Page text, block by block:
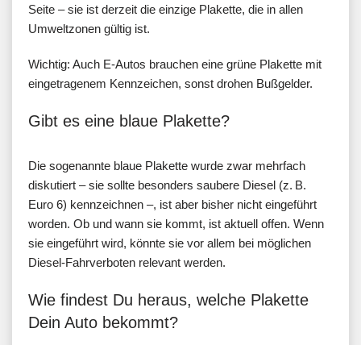
Seite – sie ist derzeit die einzige Plakette, die in allen
Umweltzonen gültig ist.
Wichtig: Auch E-Autos brauchen eine grüne Plakette mit
eingetragenem Kennzeichen, sonst drohen Bußgelder.
Gibt es eine blaue Plakette?
Die sogenannte blaue Plakette wurde zwar mehrfach
diskutiert – sie sollte besonders saubere Diesel (z. B.
Euro 6) kennzeichnen –, ist aber bisher nicht eingeführt
worden. Ob und wann sie kommt, ist aktuell offen. Wenn
sie eingeführt wird, könnte sie vor allem bei möglichen
Diesel-Fahrverboten relevant werden.
Wie findest Du heraus, welche Plakette
Dein Auto bekommt?